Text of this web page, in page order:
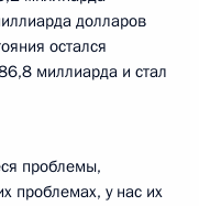
долларов
остался
миллиарда и стал
проблемы,
проблемах, у нас их